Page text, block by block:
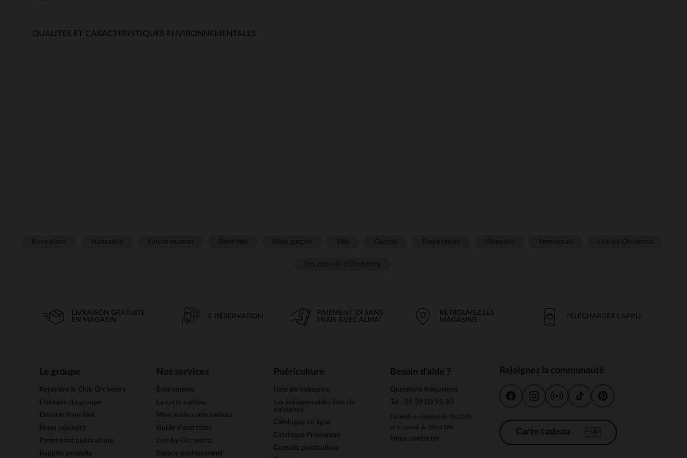
QUALITES ET CARACTERISTIQUES ENVIRONNEMENTALES
LIVRAISON GRATUITE
EN MAGASIN
E-RÉSERVATION
PAIEMENT 3X SANS
FRAIS AVEC ALMA*
RETROUVEZ LES
MAGASINS
TÉLÉCHARGER L'APPLI
Le groupe
Rejoindre le Club Orchestra
L’histoire du groupe
Devenir franchisé
Nous rejoindre
Partenariat puériculture
Rappels produits
Nos services
Évènements
La carte cadeau
Mon solde carte cadeau
Guide d'entretien
Live by Orchestra
Espace professionnel
Puériculture
Liste de naissance
Les indispensables liste de
naissance
Catalogue en ligne
Catalogue Prémaman
Conseils puériculture
Besoin d'aide ?
Questions fréquentes
Tel : 09 39 03 93 80
Du lundi au vendredi de 9h à 18h
et le samedi de 10h à 18h
Nous contacter
Rejoignez la communauté
Carte cadeau